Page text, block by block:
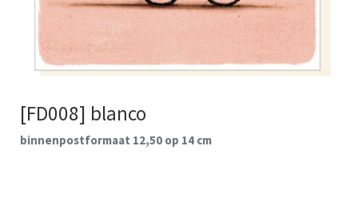
[FD008] blanco
binnenpostformaat 12,50 op 14 cm